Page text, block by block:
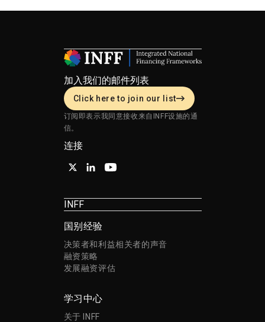
加入我们的邮件列表
Click here to join our list
订阅即表示我同意接收来自INFF设施的通
信。
连接
INFF
国别经验
决策者和利益相关者的声音
融资策略
发展融资评估
学习中心
关于 INFF